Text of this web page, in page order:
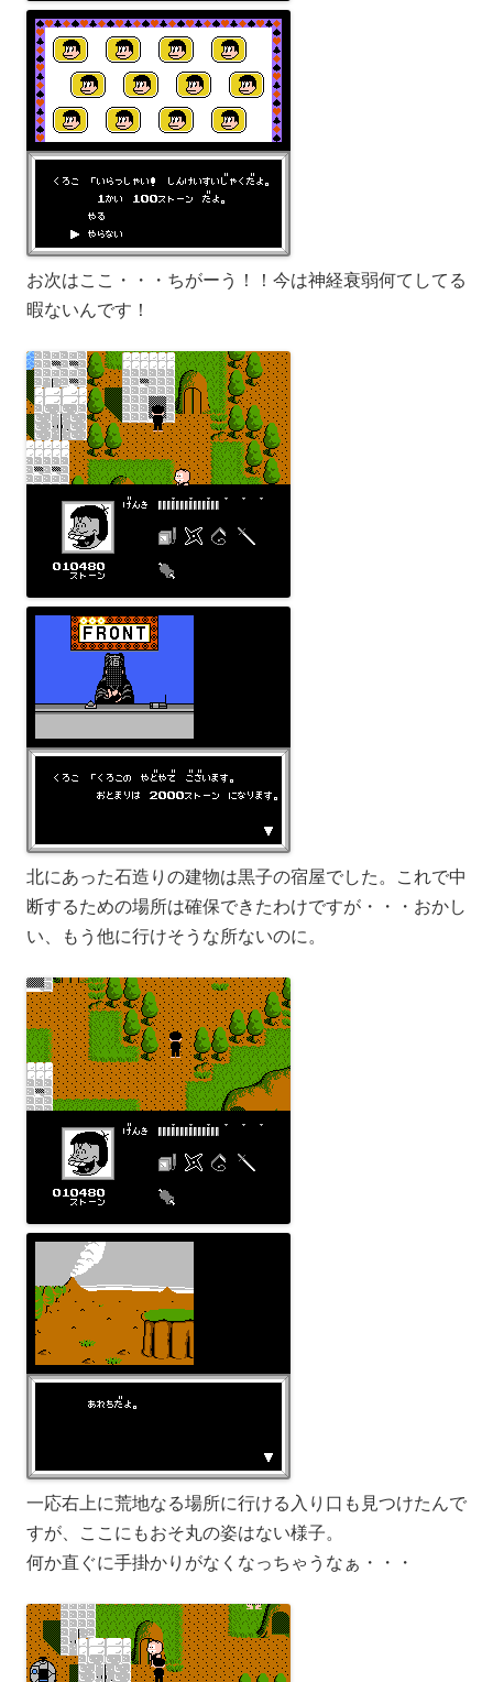
お次はここ・・・ちがーう！！今は神経衰弱何てしてる
暇ないんです！
北にあった石造りの建物は黒子の宿屋でした。これで中
断するための場所は確保できたわけですが・・・おかし
い、もう他に行けそうな所ないのに。
一応右上に荒地なる場所に行ける入り口も見つけたんで
すが、ここにもおそ丸の姿はない様子。
何か直ぐに手掛かりがなくなっちゃうなぁ・・・